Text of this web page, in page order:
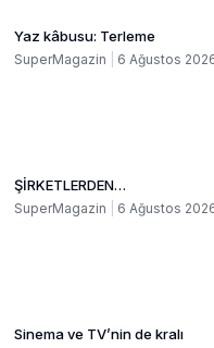
Yaz kâbusu: Terleme
SuperMagazin 6 Ağustos
ŞİRKETLERDEN…
SuperMagazin 6 Ağustos
Sinema ve TV’nin de kralı